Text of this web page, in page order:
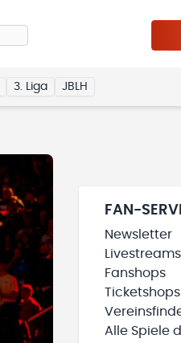
3. Liga JBLH
FAN-
Newsletter
Livestreams
Fanshops
Ticketshops
Alle Spiele